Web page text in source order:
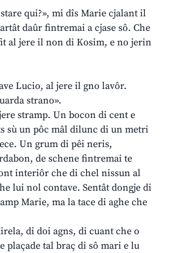
qui?», mi dîs Marie cjalant il
daûr fintremai a cjase sô. Che
al jere il non di Kosim, e no jerin
Lucio, al jere il gno lavôr.
strano».
stramp. Un bocon di cent e
sù un pôc mâl dilunc di un metri
Un grum di pêi neris,
de schene fintremai te
interiôr che di chel nissun al
lui nol contave. Sentât dongje di
Marie, ma la tace di aghe che
di doi agns, di cuant che o
plaçade tal braç di sô mari e lu